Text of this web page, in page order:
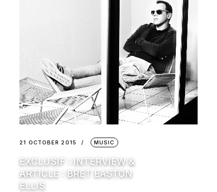
21 OCTOBER 2015 MUSIC
EXCLUSIF : INTERVIEW &
ARTICLE : BRET EASTON
ELLIS